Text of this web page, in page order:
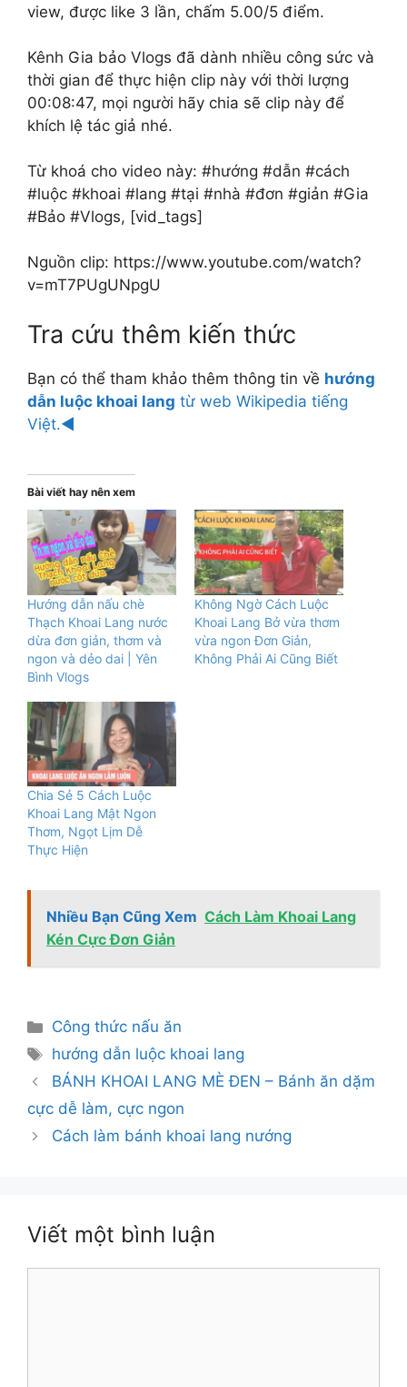
view, được like 3 lần, chấm 5.00/5 điểm.
Kênh Gia bảo Vlogs đã dành nhiều công sức và
thời gian để thực hiện clip này với thời lượng
00:08:47, mọi người hãy chia sẽ clip này để
khích lệ tác giả nhé.
Từ khoá cho video này: #hướng #dẫn #cách
#luộc #khoai #lang #tại #nhà #đơn #giản #Gia
#Bảo #Vlogs, [vid_tags]
Nguồn clip: https://www.youtube.com/watch?
v=mT7PUgUNpgU
Tra cứu thêm kiến thức
Bạn có thể tham khảo thêm thông tin về hướng
dẫn luộc khoai lang từ web Wikipedia tiếng
Việt.◄
Bài viết hay nên xem
Hướng dẫn nấu chè
Thạch Khoai Lang nước
dừa đơn giản, thơm và
ngon và dẻo dai | Yên
Bình Vlogs
Không Ngờ Cách Luộc
Khoai Lang Bở vừa thơm
vừa ngon Đơn Giản,
Không Phải Ai Cũng Biết
Chia Sẻ 5 Cách Luộc
Khoai Lang Mật Ngon
Thơm, Ngọt Lịm Dễ
Thực Hiện
Nhiều Bạn Cũng Xem Cách Làm Khoai Lang
Kén Cực Đơn Giản
Danh
mục
Công thức nấu ăn
Thẻ
hướng dẫn luộc khoai lang
BÁNH KHOAI LANG MÈ ĐEN – Bánh ăn dặm
cực dễ làm, cực ngon
Cách làm bánh khoai lang nướng
Viết một bình luận